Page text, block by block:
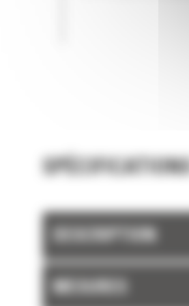
DESCRIPTION
MESURES